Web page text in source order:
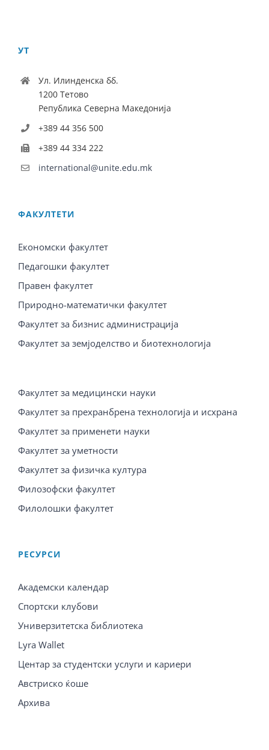
УТ
Ул. Илинденска бб.
1200 Тетово
Република Северна Македонија
+389 44 356 500
+389 44 334 222
international@unite.edu.mk
ФАКУЛТЕТИ
Економски факултет
Педагошки факултет
Правен факултет
Природно-математички факултет
Факултет за бизнис администрација
Факултет за земјоделство и биотехнологија
Факултет за медицински науки
Факултет за прехранбрена технологија и исхрана
Факултет за применети науки
Факултет за уметности
Факултет за физичка култура
Филозофски факултет
Филолошки факултет
PЕСУРСИ
Академски календар
Спортски клубови
Универзитетска библиотека
Lyra Wallet
Центар за студентски услуги и кариери
Австриско ќоше
Архива